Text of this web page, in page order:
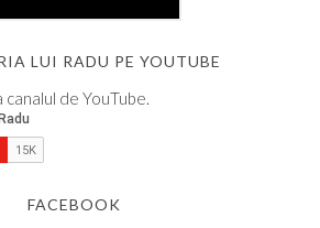
LUI RADU PE YOUTUBE
de YouTube.
FACEBOOK